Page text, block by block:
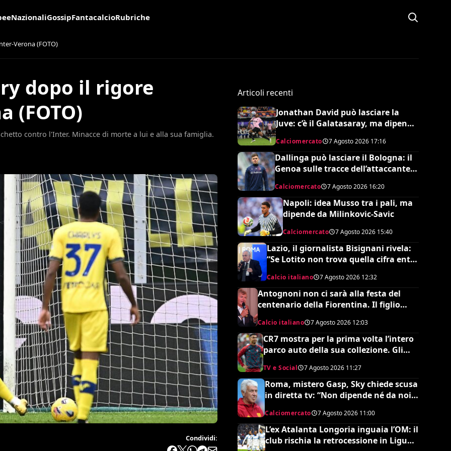
NazionaliGossipFantacalcioRubriche
Verona (FOTO)
dopo il rigore
(FOTO)
contro l'Inter. Minacce di morte a lui e alla sua famiglia.
Condividi:
Articoli recenti
Jonathan David può lasciare la
Juve: c’è il Galatasaray, ma dipende
Calciomercato 7 Agosto 2026 17:16
Dallinga può lasciare il Bologna: il
Genoa sulle tracce dell’attaccante
olandese
Calciomercato 7 Agosto 2026 16:20
Napoli: idea Musso tra i pali, ma
dipende da Milinkovic-Savic
Calciomercato 7 Agosto 2026 15:40
Lazio, il giornalista Bisignani rivela:
“Se Lotito non trova quella cifra entro
tale data il destino è segnato”
Calcio italiano 7 Agosto 2026 12:32
Antognoni non ci sarà alla festa del
centenario della Fiorentina. Il figlio
scrive una lettera al vetriolo a
Commisso jr. I motivi di questa scelta e
cosa sta succedendo
Calcio italiano 7 Agosto 2026 12:03
CR7 mostra per la prima volta l’intero
parco auto della sua collezione. Gli
esperti stimano il valore complessivo
ed è da urlo
TV e Social 7 Agosto 2026 11:27
Roma, mistero Gasp, Sky chiede scusa
in diretta tv: “Non dipende né da noi
Calciomercato 7 Agosto 2026 11:00
L’ex Atalanta Longoria inguaia l’OM: il
club rischia la retrocessione in Ligue 2